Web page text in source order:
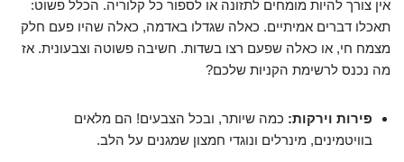
אין צורך להיות מומחים לתזונה או לספור כל קלוריה. הכלל פשוט:
תאכלו דברים אמיתיים. כאלה שגדלו באדמה, כאלה שהיו פעם חלק
מצמח חי, או כאלה שפעם רצו בשדות. חשיבה פשוטה וצבעונית. אז
מה נכנס לרשימת הקניות שלכם?
פירות וירקות: כמה שיותר, ובכל הצבעים! הם מלאים
בוויטמינים, מינרלים ונוגדי חמצון שמגנים על הלב.